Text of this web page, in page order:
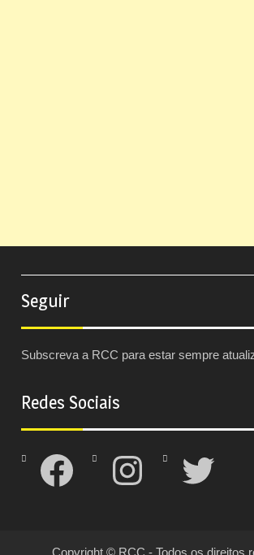
Seguir
Subscreva a RCC para estar sempre
Redes Sociais
Facebook Instagram Twitter
Copyright © RCC - Todos os direitos